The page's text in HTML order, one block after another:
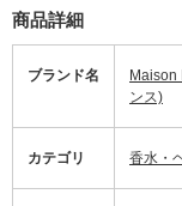
商品詳細
ブランド名
Maison
ンス)
カテゴリ 香水・